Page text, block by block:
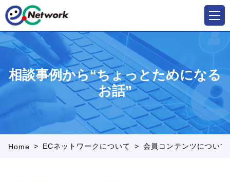
相談事例から“ちょっとためになる
お話”
Home > ECネットワークについて > 会員コンテンツについて